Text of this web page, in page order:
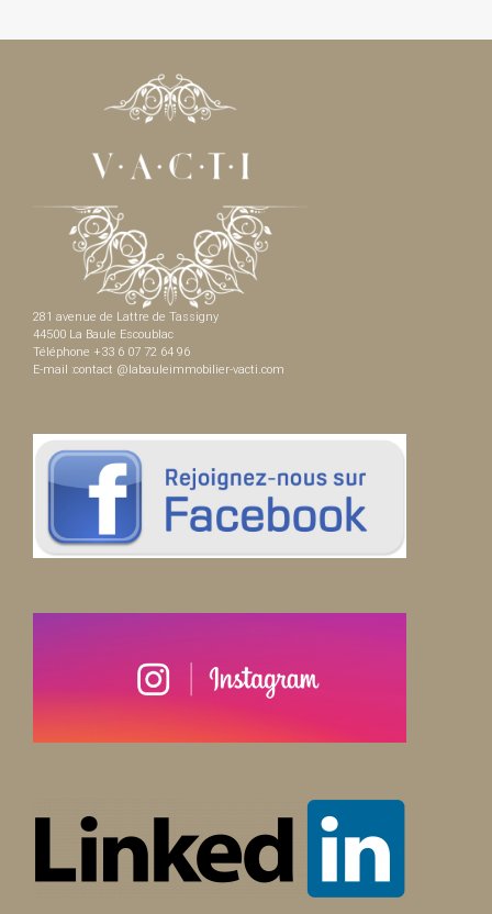
281 avenue de Lattre de Tassigny
44500 La Baule Escoublac
Téléphone +33 6 07 72 64 96
E-mail :contact @labauleimmobilier-vacti.com